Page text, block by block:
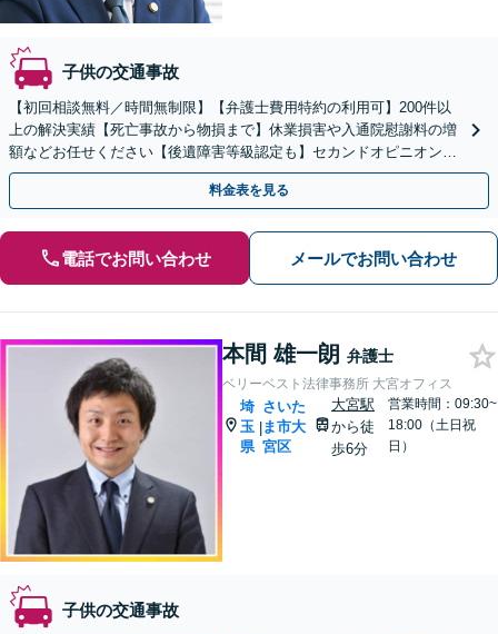
子供の交通事故
【初回相談無料／時間無制限】【弁護士費用特約の利用可】200件以
上の解決実績【死亡事故から物損まで】休業損害や入通院慰謝料の増
額などお任せください【後遺障害等級認定も】セカンドオピニオンと
してもご利用ください【夜間・休日面談】【上尾駅3分】
料金表を見る
電話でお問い合わせ メールでお問い合わせ
本間 雄一朗 弁護士
ベリーベスト法律事務所 大宮オフィス
埼
玉
県
|
さいた
ま市大
宮区
大宮駅
から徒
歩6分
営業時間：09:30~
18:00（土日祝
日）
子供の交通事故